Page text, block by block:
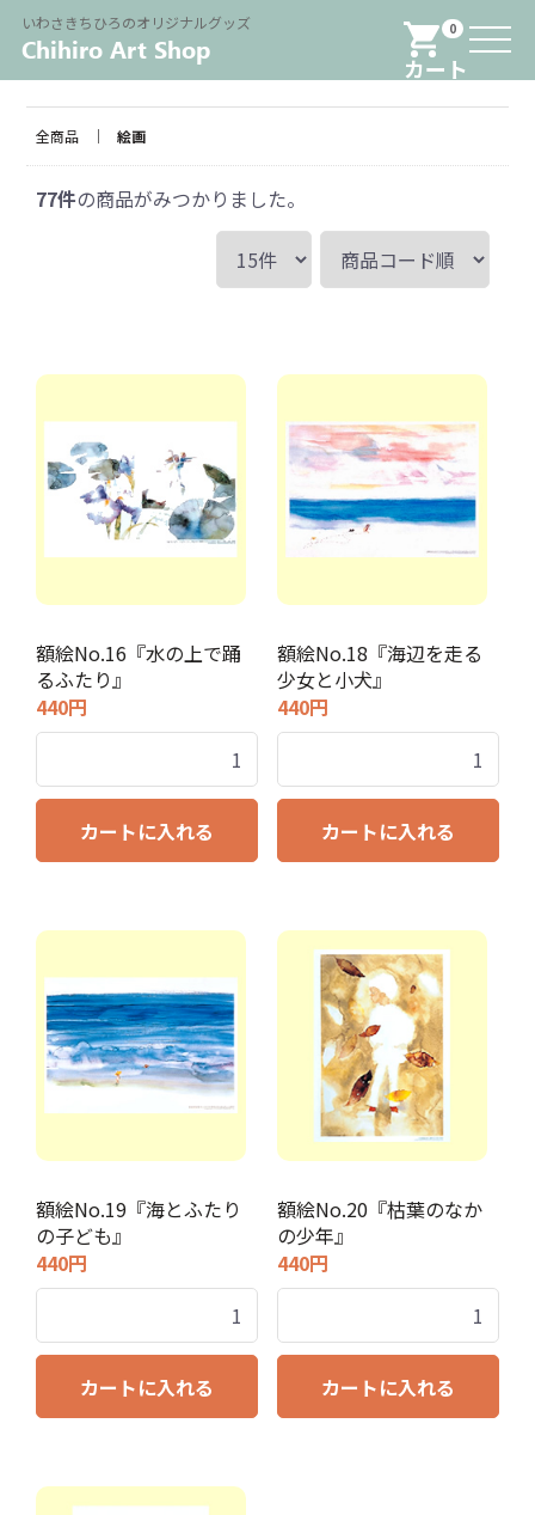
0
カート
いわさきちひろのオリジナルグッズ Menu
全商品 絵画
77件の商品がみつかりました。
額絵No.16『水の上で踊
るふたり』
440円
カートに入れる
額絵No.18『海辺を走る
少女と小犬』
440円
カートに入れる
額絵No.19『海とふたり
の子ども』
440円
カートに入れる
額絵No.20『枯葉のなか
の少年』
440円
カートに入れる